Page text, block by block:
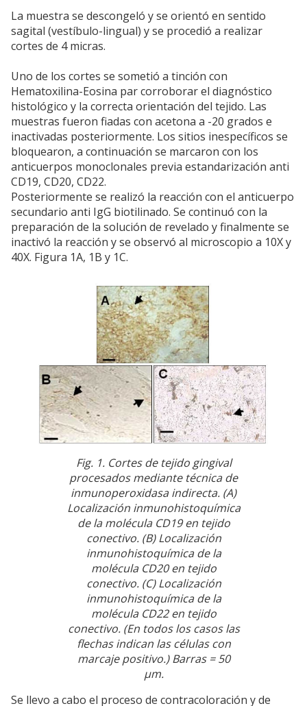
La muestra se descongeló y se orientó en sentido
sagital (vestíbulo-lingual) y se procedió a realizar
cortes de 4 micras.
Uno de los cortes se sometió a tinción con
Hematoxilina-Eosina par corroborar el diagnóstico
histológico y la correcta orientación del tejido. Las
muestras fueron fiadas con acetona a -20 grados e
inactivadas posteriormente. Los sitios inespecíficos se
bloquearon, a continuación se marcaron con los
anticuerpos monoclonales previa estandarización anti
CD19, CD20, CD22.
Posteriormente se realizó la reacción con el anticuerpo
secundario anti IgG biotilinado. Se continuó con la
preparación de la solución de revelado y finalmente se
inactivó la reacción y se observó al microscopio a 10X y
40X. Figura 1A, 1B y 1C.
Fig. 1. Cortes de tejido gingival
procesados mediante técnica de
inmunoperoxidasa indirecta. (A)
Localización inmunohistoquímica
de la molécula CD19 en tejido
conectivo. (B) Localización
inmunohistoquímica de la
molécula CD20 en tejido
conectivo. (C) Localización
inmunohistoquímica de la
molécula CD22 en tejido
conectivo. (En todos los casos las
flechas indican las células con
marcaje positivo.) Barras = 50
µm.
Se llevo a cabo el proceso de contracoloración y de